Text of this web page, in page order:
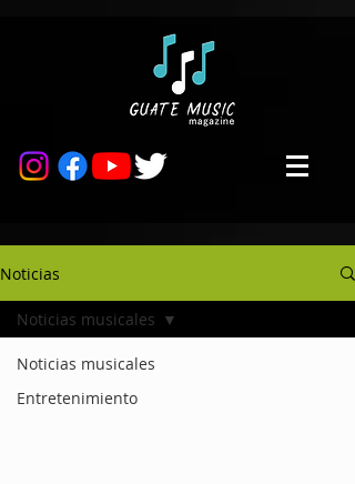
Noticias
Noticias musicales
Entretenimiento
Noticias musicales